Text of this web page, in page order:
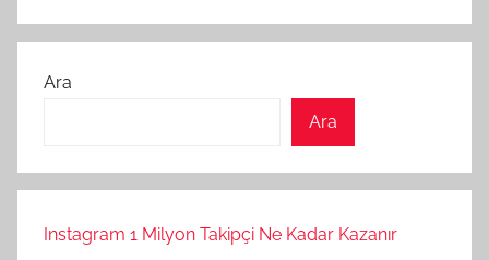
Ara
Ara
Instagram 1 Milyon Takipçi Ne Kadar Kazanır